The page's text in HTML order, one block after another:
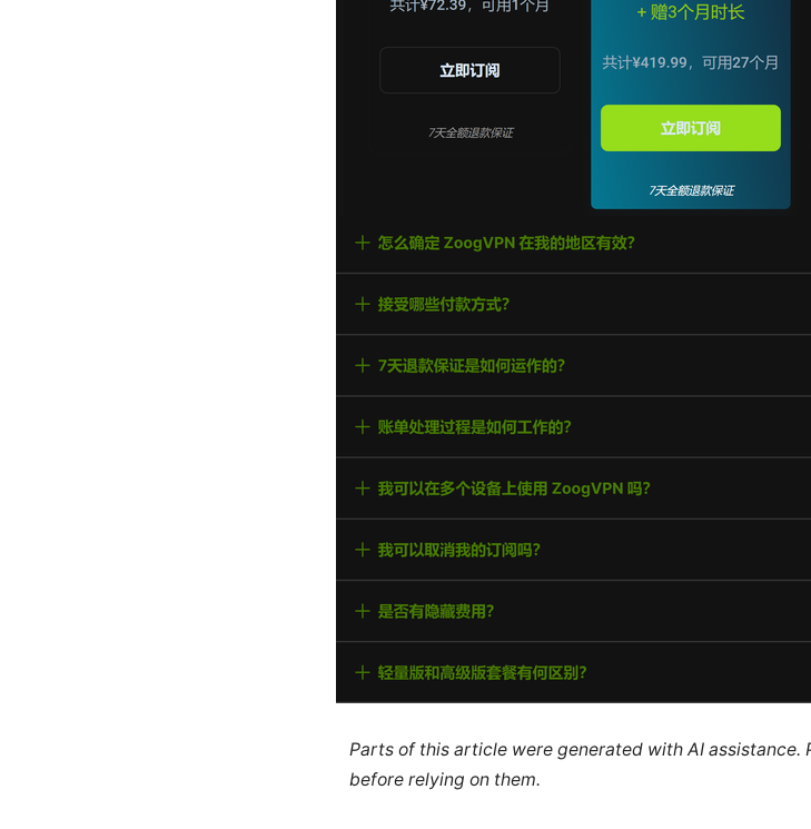
Parts of this article were generated with AI
before relying on them.